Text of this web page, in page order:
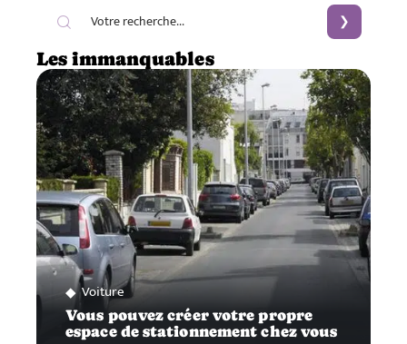
Les immanquables
Voiture
Vous pouvez créer votre propre
espace de stationnement chez vous